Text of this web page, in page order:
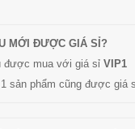
MỚI ĐƯỢC GIÁ SỈ?
được mua với giá sỉ VIP1
sản phẩm cũng được giá